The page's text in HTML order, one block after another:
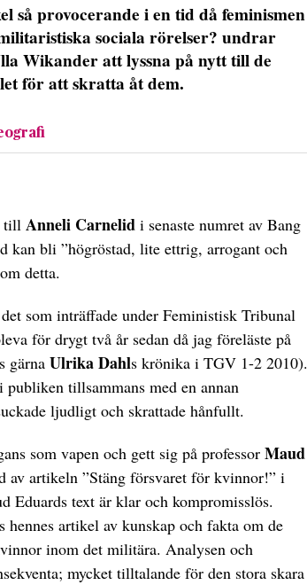
provocerande i en tid då feminismen
sociala rörelser? undrar
Wikander att lyssna på nytt till de
för att skratta åt dem.
till Anneli Carnelid i senaste numret av Bang
kan bli ”högröstad, lite ettrig, arrogant och
detta.
det som inträffade under Feministisk Tribunal
för drygt två år sedan då jag föreläste på
gärna Ulrika Dahls krönika i TGV 1-2 2010).
publiken tillsammans med en annan
ljudligt och skrattade hånfullt.
som vapen och gett sig på professor Maud
av artikeln ”Stäng försvaret för kvinnor!” i
Eduards text är klar och kompromisslös.
hennes artikel av kunskap och fakta om de
inom det militära. Analysen och
mycket tilltalande för den stora skara